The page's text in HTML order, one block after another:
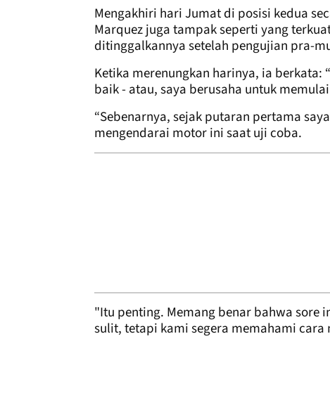
Mengakhiri hari Jumat di posisi kedua
Marquez juga tampak seperti yang
ditinggalkannya setelah pengujian pra-
Ketika merenungkan harinya, ia
baik - atau, saya berusaha untuk
“Sebenarnya, sejak putaran pertama
mengendarai motor ini saat uji coba.
"Itu penting. Memang benar bahwa sore
sulit, tetapi kami segera memahami